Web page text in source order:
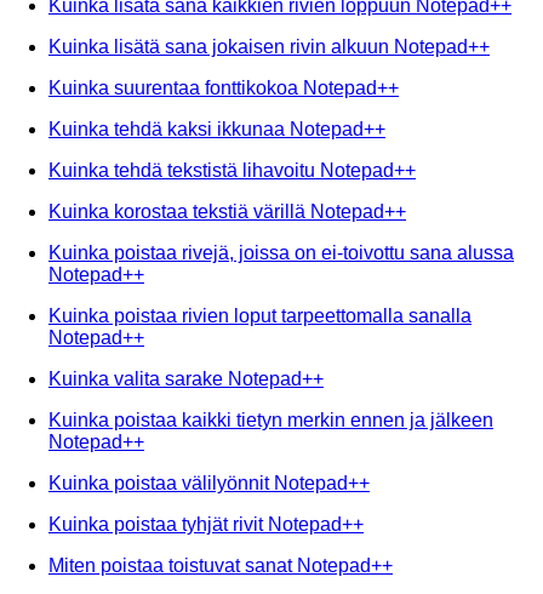
Kuinka lisätä sana kaikkien rivien loppuun Notepad++
Kuinka lisätä sana jokaisen rivin alkuun Notepad++
Kuinka suurentaa fonttikokoa Notepad++
Kuinka tehdä kaksi ikkunaa Notepad++
Kuinka tehdä tekstistä lihavoitu Notepad++
Kuinka korostaa tekstiä värillä Notepad++
Kuinka poistaa rivejä, joissa on ei-toivottu sana alussa
Notepad++
Kuinka poistaa rivien loput tarpeettomalla sanalla
Notepad++
Kuinka valita sarake Notepad++
Kuinka poistaa kaikki tietyn merkin ennen ja jälkeen
Notepad++
Kuinka poistaa välilyönnit Notepad++
Kuinka poistaa tyhjät rivit Notepad++
Miten poistaa toistuvat sanat Notepad++